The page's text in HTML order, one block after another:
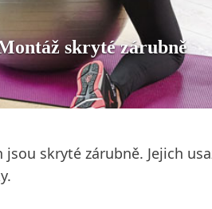
skryté zárubně
skryté zárubně. Jejich